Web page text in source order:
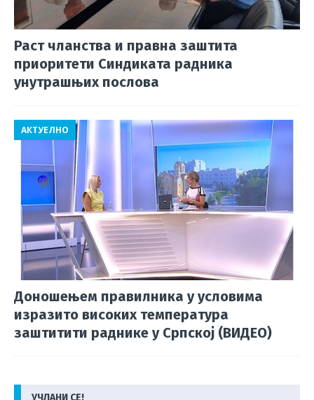
Раст чланства и правна заштита
приоритети Синдиката радника
унутрашњих послова
Доношењем правилника у условима
изразито високих температура
заштитити раднике у Српској (ВИДЕО)
АКТУЕЛНО
УЧЛАНИ СЕ!